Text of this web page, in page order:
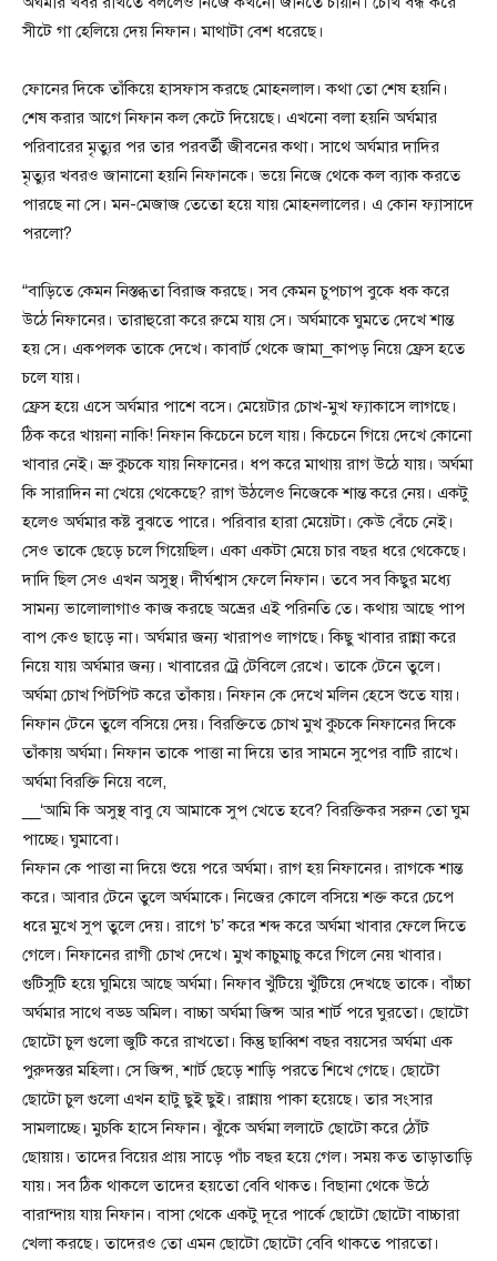
সীটে গা হেলিয়ে দেয় নিফান। মাথাটা বেশ ধরেছে।
ফোনের দিকে তাঁকিয়ে হাসফাস করছে মোহনলাল। কথা তো শেষ হয়নি।
শেষ করার আগে নিফান কল কেটে দিয়েছে। এখনো বলা হয়নি অর্ঘমার
পরিবারের মৃত্যুর পর তার পরবর্তী জীবনের কথা। সাথে অর্ঘমার দাদির
মৃত্যুর খবরও জানানো হয়নি নিফানকে। ভয়ে নিজে থেকে কল ব্যাক করতে
পারছে না সে। মন-মেজাজ তেতো হয়ে যায় মোহনলালের। এ কোন ফ্যাসাদে
পরলো?
“বাড়িতে কেমন নিস্তব্ধতা বিরাজ করছে। সব কেমন চুপচাপ বুকে ধক করে
উঠে নিফানের। তারাহুরো করে রুমে যায় সে। অর্ঘমাকে ঘুমতে দেখে শান্ত
হয় সে। একপলক তাকে দেখে। কাবার্ট থেকে জামা_কাপড় নিয়ে ফ্রেস হতে
চলে যায়।
ফ্রেস হয়ে এসে অর্ঘমার পাশে বসে। মেয়েটার চোখ-মুখ ফ্যাকাসে লাগছে।
ঠিক করে খায়না নাকি! নিফান কিচেনে চলে যায়। কিচেনে গিয়ে দেখে কোনো
খাবার নেই। ভ্রু কুচকে যায় নিফানের। ধপ করে মাথায় রাগ উঠে যায়। অর্ঘমা
কি সারাদিন না খেয়ে থেকেছে? রাগ উঠলেও নিজেকে শান্ত করে নেয়। একটু
হলেও অর্ঘমার কষ্ট বুঝতে পারে। পরিবার হারা মেয়েটা। কেউ বেঁচে নেই।
সেও তাকে ছেড়ে চলে গিয়েছিল। একা একটা মেয়ে চার বছর ধরে থেকেছে।
দাদি ছিল সেও এখন অসুস্থ। দীর্ঘশ্বাস ফেলে নিফান। তবে সব কিছুর মধ্যে
সামন্য ভালোলাগাও কাজ করছে অভ্রের এই পরিনতি তে। কথায় আছে পাপ
বাপ কেও ছাড়ে না। অর্ঘমার জন্য খারাপও লাগছে। কিছু খাবার রান্না করে
নিয়ে যায় অর্ঘমার জন্য। খাবারের ট্রে টেবিলে রেখে। তাকে টেনে তুলে।
অর্ঘমা চোখ পিটপিট করে তাঁকায়। নিফান কে দেখে মলিন হেসে শুতে যায়।
নিফান টেনে তুলে বসিয়ে দেয়। বিরক্তিতে চোখ মুখ কুচকে নিফানের দিকে
তাঁকায় অর্ঘমা। নিফান তাকে পাত্তা না দিয়ে তার সামনে সুপের বাটি রাখে।
অর্ঘমা বিরক্তি নিয়ে বলে,
__‘আমি কি অসুস্থ বাবু যে আমাকে সুপ খেতে হবে? বিরক্তিকর সরুন তো ঘুম
পাচ্ছে। ঘুমাবো।
নিফান কে পাত্তা না দিয়ে শুয়ে পরে অর্ঘমা। রাগ হয় নিফানের। রাগকে শান্ত
করে। আবার টেনে তুলে অর্ঘমাকে। নিজের কোলে বসিয়ে শক্ত করে চেপে
ধরে মুখে সুপ তুলে দেয়। রাগে ‘চ’ করে শব্দ করে অর্ঘমা খাবার ফেলে দিতে
গেলে। নিফানের রাগী চোখ দেখে। মুখ কাচুমাচু করে গিলে নেয় খাবার।
গুটিসুটি হয়ে ঘুমিয়ে আছে অর্ঘমা। নিফাব খুঁটিয়ে খুঁটিয়ে দেখছে তাকে। বাঁচ্চা
অর্ঘমার সাথে বড্ড অমিল। বাচ্চা অর্ঘমা জিন্স আর শার্ট পরে ঘুরতো। ছোটো
ছোটো চুল গুলো জুটি করে রাখতো। কিন্তু ছাব্বিশ বছর বয়সের অর্ঘমা এক
পুরুদস্তর মহিলা। সে জিন্স, শার্ট ছেড়ে শাড়ি পরতে শিখে গেছে। ছোটো
ছোটো চুল গুলো এখন হাটু ছুই ছুই। রান্নায় পাকা হয়েছে। তার সংসার
সামলাচ্ছে। মুচকি হাসে নিফান। ঝুঁকে অর্ঘমা ললাটে ছোটো করে ঠোঁট
ছোয়ায়। তাদের বিয়ের প্রায় সাড়ে পাঁচ বছর হয়ে গেল। সময় কত তাড়াতাড়ি
যায়। সব ঠিক থাকলে তাদের হয়তো বেবি থাকত। বিছানা থেকে উঠে
বারান্দায় যায় নিফান। বাসা থেকে একটু দূরে পার্কে ছোটো ছোটো বাচ্চারা
খেলা করছে। তাদেরও তো এমন ছোটো ছোটো বেবি থাকতে পারতো।